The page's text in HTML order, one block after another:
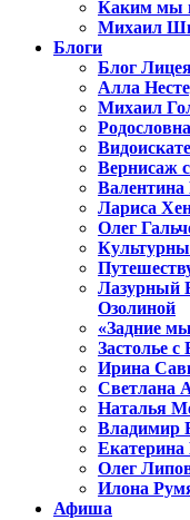
Каким мы
Михаил
Блоги
Блог
Алла
Михаил
Вернисаж
Валентина
Лариса
Олег
Лазурный
Озолиной
«Задние
Застолье
Ирина
Светлана
Наталья
Владимир
Екатерина
Олег
Илона
Афиша